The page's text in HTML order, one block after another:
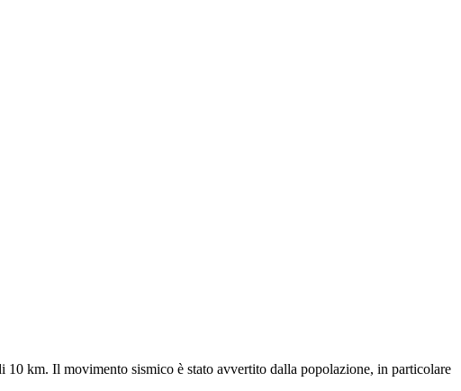
10 km. Il movimento sismico è stato avvertito dalla popolazione, in particolare